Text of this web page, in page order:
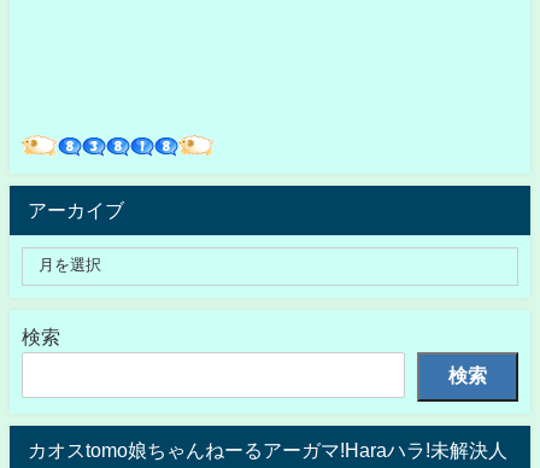
アーカイブ
検索
検索
カオスtomo娘ちゃんねーるアーガマ!Haraハラ!未解決人